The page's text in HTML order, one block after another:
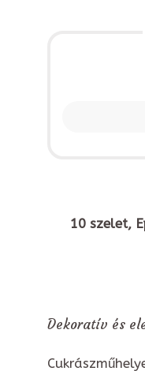
10 szelet,
Dekoratív és